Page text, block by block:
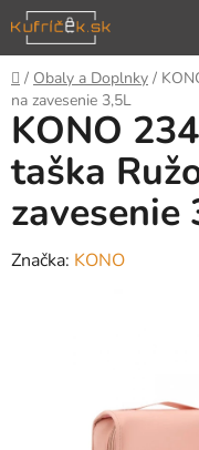
Prejsť
na
obsah
Domov
/ Obaly a Doplnky /
na zavesenie 3,5L
KONO
taška
zavesenie
Značka: KONO